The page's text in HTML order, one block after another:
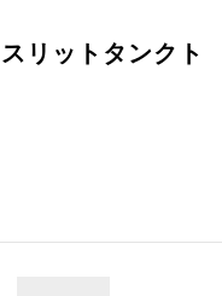
リットタンクト